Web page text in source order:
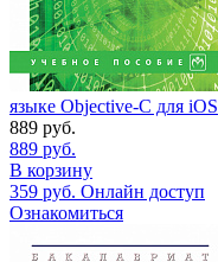
языке Objective-C для iOS
889 руб.
889 руб.
В корзину
359 руб. Онлайн доступ
Ознакомиться